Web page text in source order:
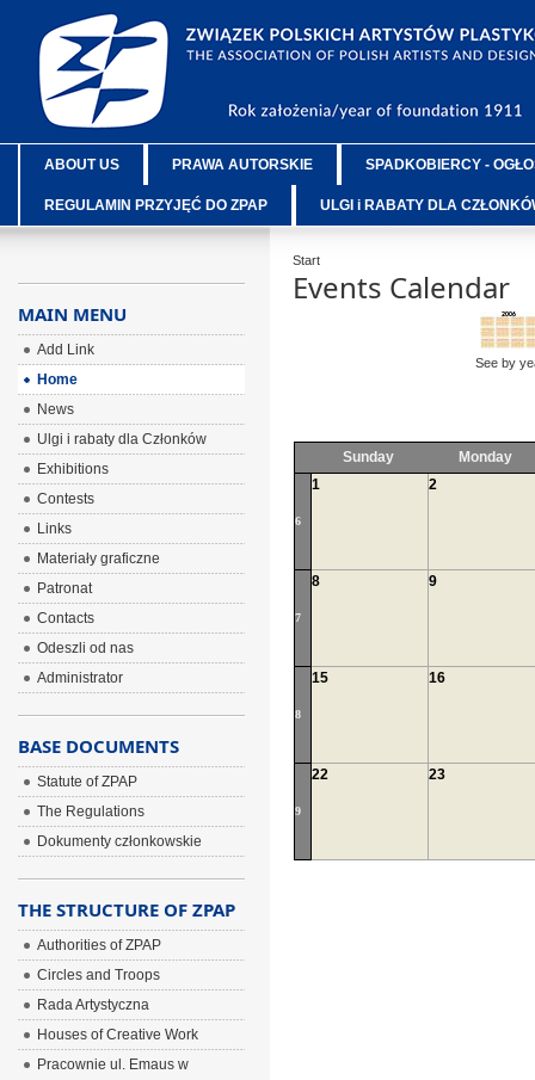
ABOUT US PRAWA AUTORSKIE SPADKOBIERCY -
REGULAMIN PRZYJĘĆ DO ZPAP ULGI i RABATY DLA
Start
Events Calendar
See by
Sunday Monday
6
1 2
7
8 9
8
15 16
9
22 23
MAIN MENU
Add Link
Home
News
Ulgi i rabaty dla Członków
Exhibitions
Contests
Links
Materiały graficzne
Patronat
Contacts
Odeszli od nas
Administrator
BASE DOCUMENTS
Statute of ZPAP
The Regulations
Dokumenty członkowskie
THE STRUCTURE OF ZPAP
Authorities of ZPAP
Circles and Troops
Rada Artystyczna
Houses of Creative Work
Pracownie ul. Emaus w